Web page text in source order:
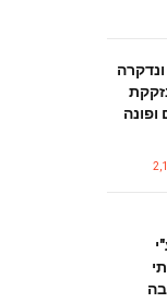
ופונה